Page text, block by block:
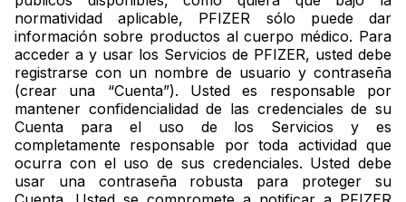
normatividad aplicable, PFIZER sólo puede dar
información sobre productos al cuerpo médico. Para
acceder a y usar los Servicios de PFIZER, usted debe
registrarse con un nombre de usuario y contraseña
(crear una “Cuenta”). Usted es responsable por
mantener confidencialidad de las credenciales de su
Cuenta para el uso de los Servicios y es
completamente responsable por toda actividad que
ocurra con el uso de sus credenciales. Usted debe
usar una contraseña robusta para proteger su